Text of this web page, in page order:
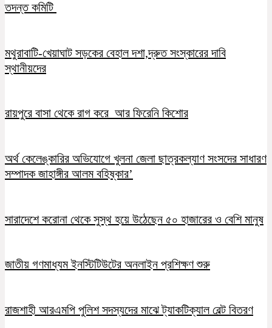
তদন্ত কমিটি
মথুরাবাটি-খেয়াঘাট সড়কের বেহাল দশা,দ্রুত সংস্কারের দাবি
স্থানীয়দের
রায়পুরে বাসা থেকে রাগ করে আর ফিরেনি কিশোর
অর্থ কেলেঙ্কারির অভিযোগে খুলনা জেলা ছাত্রকল্যাণ সংসদের সাধারণ
সম্পাদক জাহাঙ্গীর আলম বহিষ্কার’
সারাদেশে করোনা থেকে সুস্থ হয়ে উঠেছেন ৫০ হাজারের ও বেশি মানুষ
জাতীয় গণমাধ্যম ইনস্টিটিউটের অনলাইন প্রশিক্ষণ শুরু
রাজশাহী আরএমপি পুলিশ সদস্যদের মাঝে ট্যাকটিক্যাল বেল্ট বিতরণ